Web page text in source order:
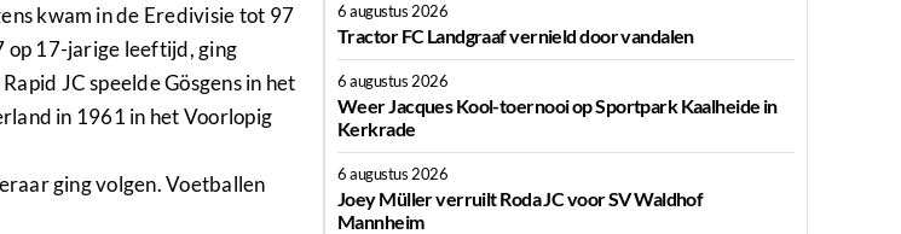
kwam in de Eredivisie tot 97
op 17-jarige leeftijd, ging
JC speelde Gösgens in het
in 1961 in het Voorlopig
ging volgen. Voetballen
6 augustus 2026
Tractor FC Landgraaf vernield door vandalen
6 augustus 2026
Weer Jacques Kool-toernooi op Sportpark Kaalheide in
Kerkrade
6 augustus 2026
Joey Müller verruilt Roda JC voor SV Waldhof
Mannheim